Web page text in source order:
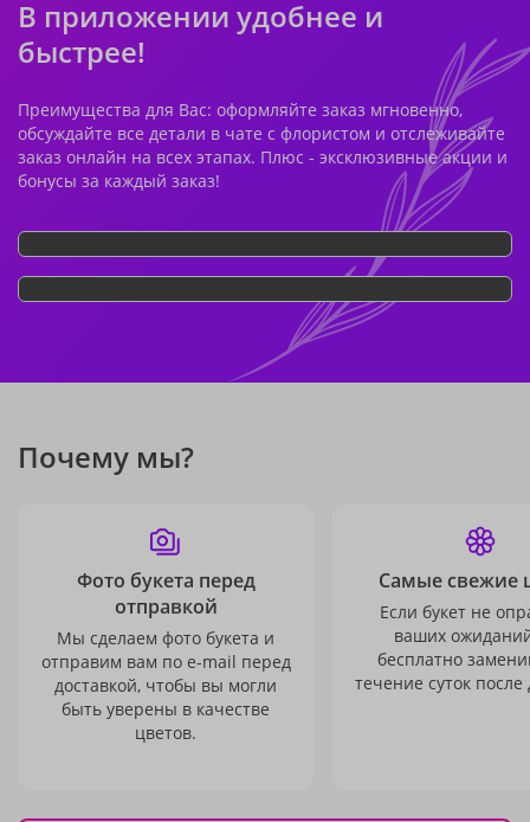
В приложении удобнее и
быстрее!
Преимущества для Вас: оформляйте заказ мгновенно,
обсуждайте все детали в чате с флористом и отслеживайте
заказ онлайн на всех этапах. Плюс - эксклюзивные акции и
бонусы за каждый заказ!
Почему мы?
Фото букета перед
отправкой
Мы сделаем фото букета и
отправим вам по e-mail перед
доставкой, чтобы вы могли
быть уверены в качестве
цветов.
Самые свежие
Если букет не
ваших
бесплатно
течение суток после